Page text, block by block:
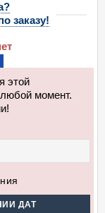
заказу!
этой
любой момент.
ДАТ